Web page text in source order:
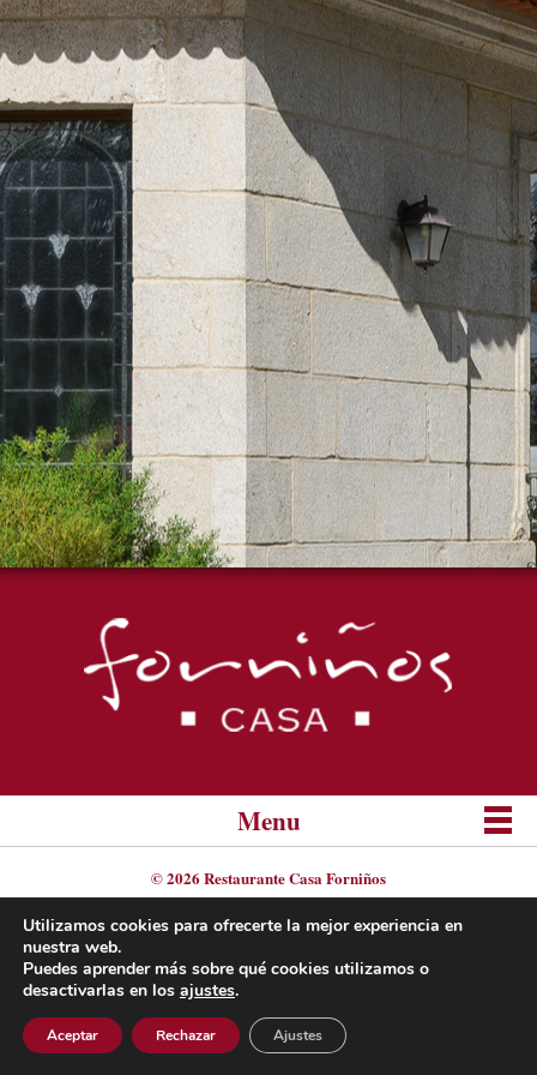
Menu
© 2026 Restaurante Casa Forniños
Aviso Legal
Síguenos en:
Acuarel
Utilizamos cookies para ofrecerte la mejor experiencia en
nuestra web.
Puedes aprender más sobre qué cookies utilizamos o
desactivarlas en los ajustes.
Aceptar Rechazar Ajustes